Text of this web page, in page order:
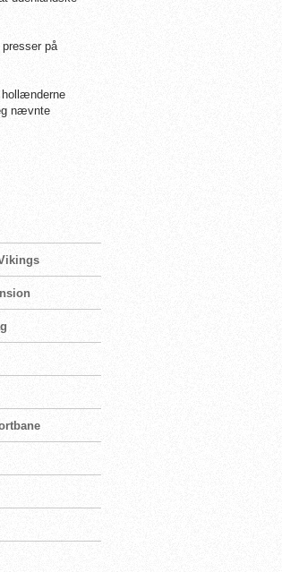
på
hollænderne
nævnte